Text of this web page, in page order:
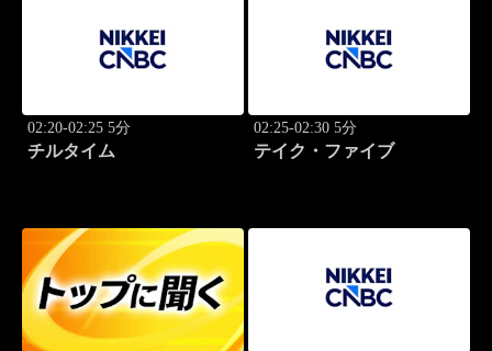
02:20-02:25 5分
チルタイム
02:25-02:30 5分
テイク・ファイブ